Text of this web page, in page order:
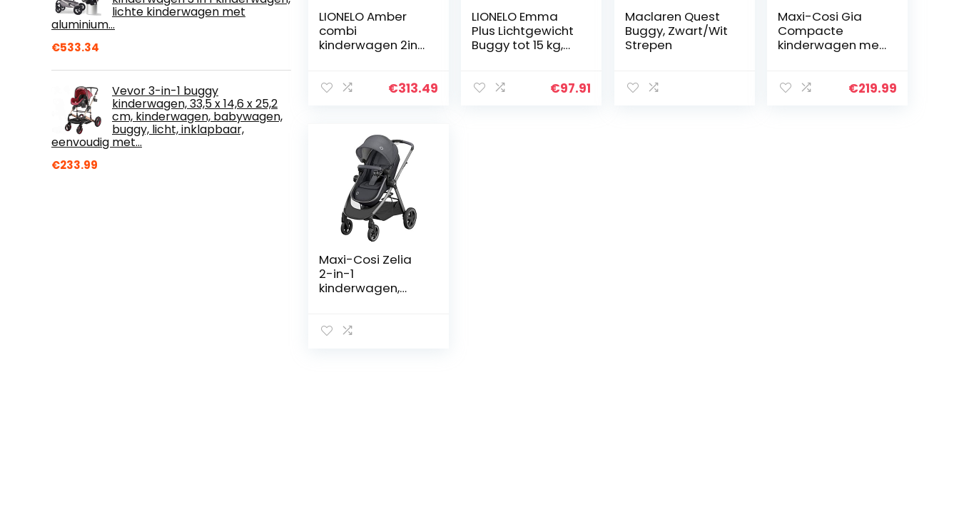
lichte kinderwagen met
aluminium…
€533.34
Vevor 3-in-1 buggy
kinderwagen, 33,5 x 14,6 x 25,2
cm, kinderwagen, babywagen,
buggy, licht, inklapbaar,
eenvoudig met…
€233.99
LIONELO Amber
combi
kinderwagen 2in1
voorwaarts of
gordel PU-
wielen…
€313.49
LIONELO Emma
Plus Lichtgewicht
Buggy tot 15 kg,
tot ca. 3 jaar, €97.91
Maclaren Quest
Buggy, Zwart/Wit
Strepen
Maxi-Cosi Gia
Compacte
kinderwagen met
kinderwagen
€219.99
Maxi-Cosi Zelia
2-in-1
kinderwagen,
Baby